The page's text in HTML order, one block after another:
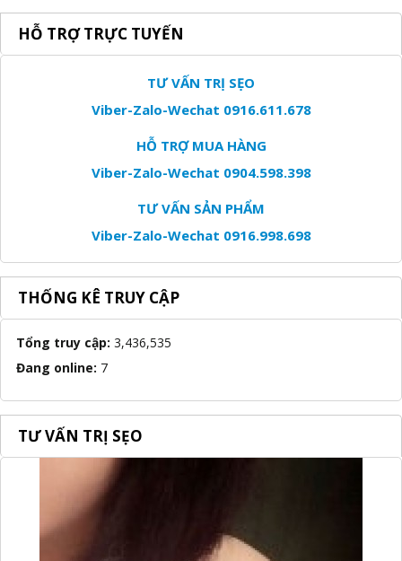
HỖ TRỢ TRỰC TUYẾN
TƯ VẤN TRỊ SẸO
Viber-Zalo-Wechat 0916.611.678
HỖ TRỢ MUA HÀNG
Viber-Zalo-Wechat 0904.598.398
TƯ VẤN SẢN PHẨM
Viber-Zalo-Wechat 0916.998.698
THỐNG KÊ TRUY CẬP
Tổng truy cập: 3,436,535
Đang online: 7
TƯ VẤN TRỊ SẸO